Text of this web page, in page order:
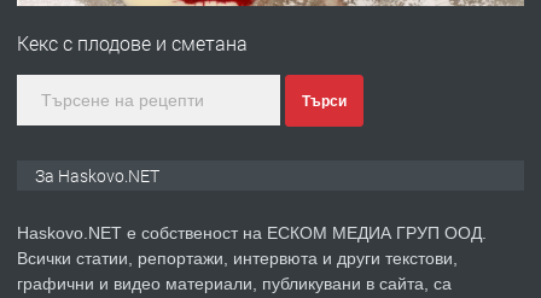
градската градина!
преди 3 дни
Кекс с плодове и сметана
Търси
За Haskovo.NET
Haskovo.NET е собственост на ЕСКОМ МЕДИА ГРУП ООД.
Всички статии, репортажи, интервюта и други текстови,
графични и видео материали, публикувани в сайта, са